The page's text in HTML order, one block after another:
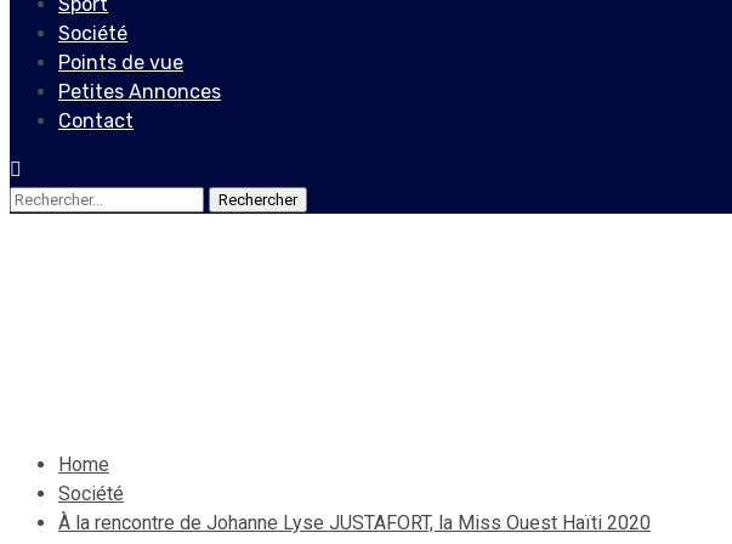
Société
Points de vue
Petites Annonces
Contact
Rechercher :
Home
Société
À la rencontre de Johanne Lyse JUSTAFORT, la Miss Ouest Haïti 2020